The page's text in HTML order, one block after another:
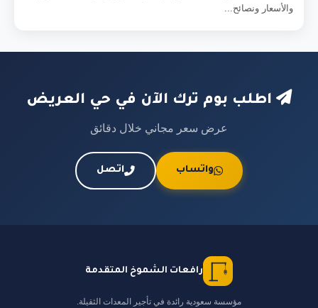
والأسعار ونصائح...
اطلب بوم ترك الآن في حي العريض
عرض سعر مجاني خلال دقائق
واتساب اتصل
رافعات الشموخ المتقدمة
مؤسسة سعودية رائدة في تأجير المعدات الثقيلة.